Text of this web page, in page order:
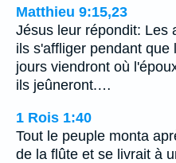
Matthieu 9:15,23
Jésus leur répondit: Les
ils s'affliger pendant
jours viendront où
ils jeûneront.…
1 Rois 1:40
Tout le peuple monta
de la flûte et se livrait à